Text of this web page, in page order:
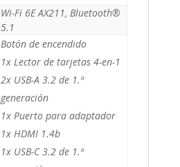
Wi-Fi 6E AX211, Bluetooth®
5.1
Botón de encendido
1x Lector de tarjetas 4-en-1
2x USB-A 3.2 de 1.ª
generación
1x Puerto para adaptador
1x HDMI 1.4b
1x USB-C 3.2 de 1.ª